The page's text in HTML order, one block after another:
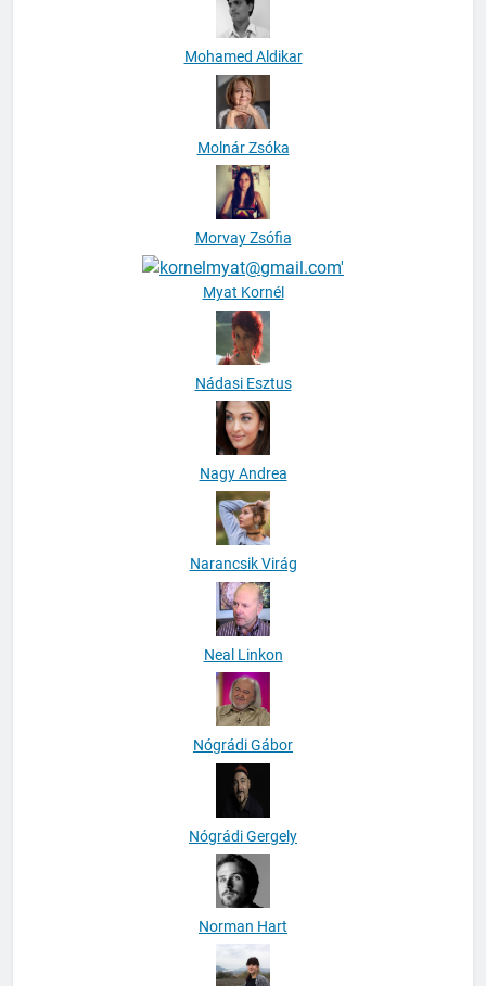
Mohamed Aldikar
Molnár Zsóka
Morvay Zsófia
Myat Kornél
Nádasi Esztus
Nagy Andrea
Narancsik Virág
Neal Linkon
Nógrádi Gábor
Nógrádi Gergely
Norman Hart